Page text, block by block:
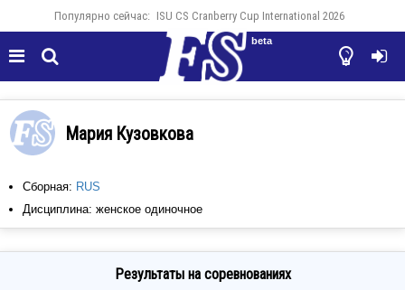
Популярно сейчас: ISU CS Cranberry Cup International 2026
  

beta
Мария Кузовкова
Сборная: RUS
Дисциплина: женское одиночное
Результаты на соревнованиях